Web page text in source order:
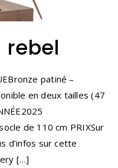
rebel
patiné –
en deux tailles (47
de 110 cm PRIXSur
d’infos sur cette
[…]